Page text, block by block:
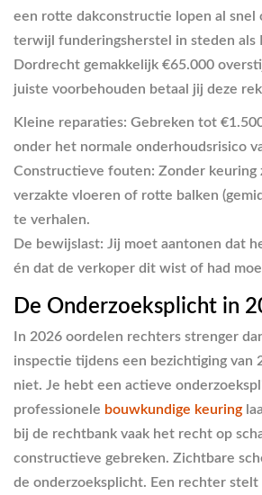
een rotte dakconstructie lopen al snel
terwijl funderingsherstel in steden als
Dordrecht gemakkelijk €65.000
juiste voorbehouden betaal jij deze
Kleine reparaties: Gebreken tot
onder het normale onderhoudsrisico
Constructieve fouten: Zonder keuring
verzakte vloeren of rotte balken
te verhalen.
De bewijslast: Jij moet aantonen dat
én dat de verkoper dit wist of had
De Onderzoeksplicht in
In 2026 oordelen rechters strenger
inspectie tijdens een bezichtiging van
niet. Je hebt een actieve
professionele bouwkundige keuring
bij de rechtbank vaak het recht op
constructieve gebreken. Zichtbare
de onderzoeksplicht. Een rechter stelt